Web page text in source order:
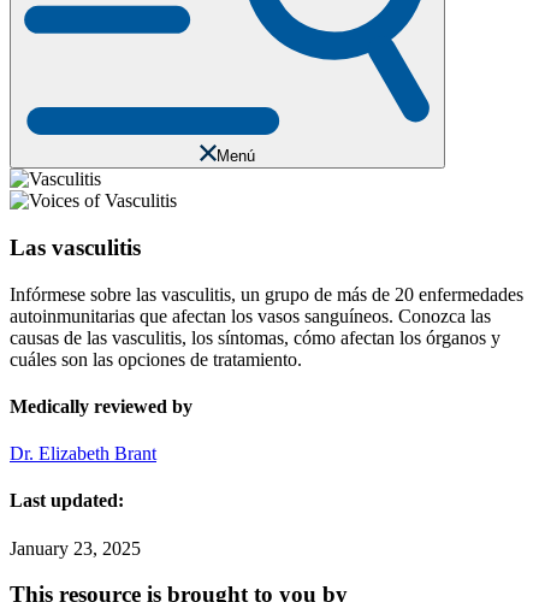
Menú
Las vasculitis
Infórmese sobre las vasculitis, un grupo de más de 20 enfermedades
autoinmunitarias que afectan los vasos sanguíneos. Conozca las
causas de las vasculitis, los síntomas, cómo afectan los órganos y
cuáles son las opciones de tratamiento.
Medically reviewed by
Dr. Elizabeth Brant
Last updated:
January 23, 2025
This resource is brought to you by